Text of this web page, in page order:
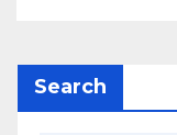
Search